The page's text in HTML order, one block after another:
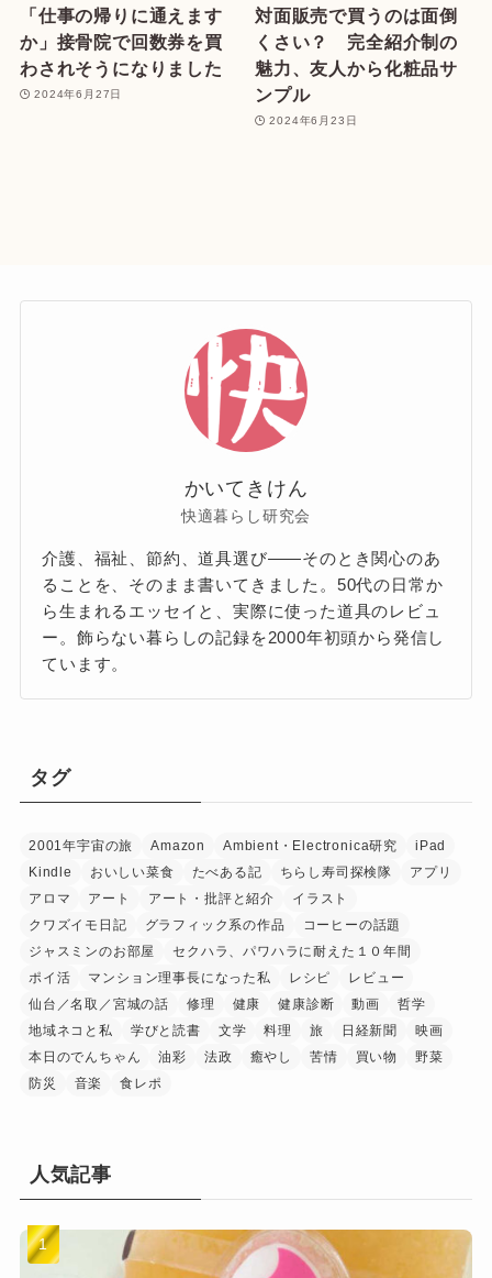
「仕事の帰りに通えます
か」接骨院で回数券を買
わされそうになりました
2024年6月27日
対面販売で買うのは面倒
くさい？ 完全紹介制の
魅力、友人から化粧品サ
ンプル
2024年6月23日
かいてきけん
快適暮らし研究会
介護、福祉、節約、道具選び——そのとき関心のあ
ることを、そのまま書いてきました。50代の日常か
ら生まれるエッセイと、実際に使った道具のレビュ
ー。飾らない暮らしの記録を2000年初頭から発信し
ています。
タグ
2001年宇宙の旅 Amazon Ambient・Electronica研究
iPad
Kindle
おいしい菜食 たべある記 ちらし寿司探検隊
アプリ
アロマ
アート アート・批評と紹介
イラスト
クワズイモ日記
グラフィック系の作品
コーヒーの話題
ジャスミンのお部屋
セクハラ、パワハラに耐えた１０年間
ポイ活
マンション理事長になった私 レシピ
レビュー
仙台／名取／宮城の話
修理 健康 健康診断 動画
哲学
地域ネコと私
学びと読書 文学 料理 旅 日経新聞
映画
本日のでんちゃん
油彩 法政 癒やし 苦情 買い物
野菜
防災
音楽 食レポ
人気記事